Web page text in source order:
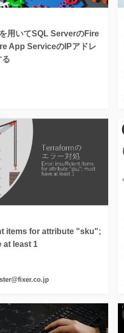
用いてSQL ServerのFire
App ServiceのIPアドレ
る
items for attribute "sku";
at least 1